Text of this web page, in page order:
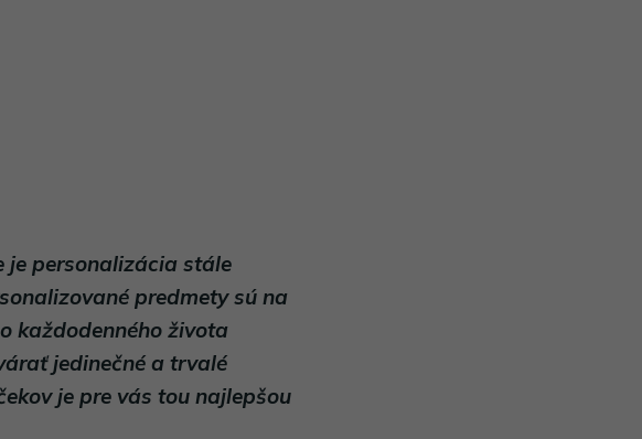
je personalizácia stále
predmety sú na
každodenného života
jedinečné a trvalé
je pre vás tou najlepšou